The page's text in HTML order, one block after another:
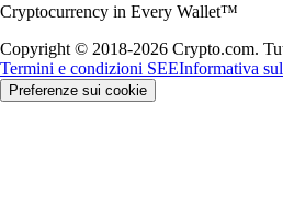
Cryptocurrency in Every Wallet™
Copyright © 2018-2026 Crypto.com.
Termini e condizioni SEEInformativa
Preferenze sui cookie